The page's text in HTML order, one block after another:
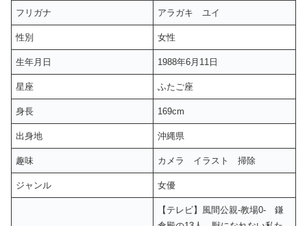
フリガナ アラガキ ユイ
性別 女性
生年月日 1988年6月11日
星座 ふたご座
身長 169cm
出身地 沖縄県
趣味 カメラ イラスト 掃除
ジャンル 女優
【テレビ】風間公親-教場0- 鎌